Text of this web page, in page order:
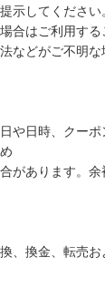
示してください
合はご利用する
などがご不明な
や日時、クー
があります。
、換金、転売